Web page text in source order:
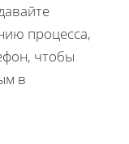
процесса,
чтобы
в